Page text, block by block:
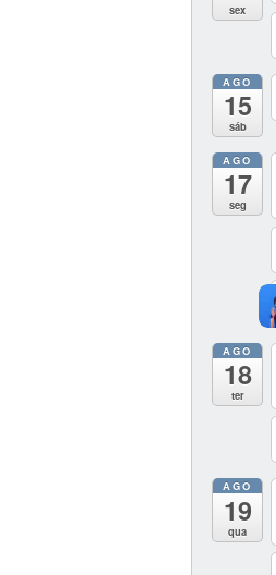
sex
AGO
15
sáb
AGO
17
seg
AGO
18
ter
AGO
19
qua